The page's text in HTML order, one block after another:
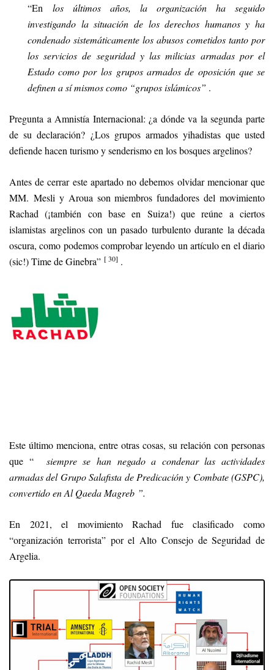
“En los últimos años, la organización ha seguido
investigando la situación de los derechos humanos y ha
condenado sistemáticamente los abusos cometidos tanto por
los servicios de seguridad y las milicias armadas por el
Estado como por los grupos armados de oposición que se
definen a sí mismos como “grupos islámicos” .
Pregunta a Amnistía Internacional: ¿a dónde va la segunda parte
de su declaración? ¿Los grupos armados yihadistas que usted
defiende hacen turismo y senderismo en los bosques argelinos?
Antes de cerrar este apartado no debemos olvidar mencionar que
MM. Mesli y Aroua son miembros fundadores del movimiento
Rachad (¡también con base en Suiza!) que reúne a ciertos
islamistas argelinos con un pasado turbulento durante la década
oscura, como podemos comprobar leyendo un artículo en el diario
(sic!) Time de Ginebra” [ 30] .
Este último menciona, entre otras cosas, su relación con personas
que “ siempre se han negado a condenar las actividades
armadas del Grupo Salafista de Predicación y Combate (GSPC),
convertido en Al Qaeda Magreb ”.
En 2021, el movimiento Rachad fue clasificado como
“organización terrorista” por el Alto Consejo de Seguridad de
Argelia.